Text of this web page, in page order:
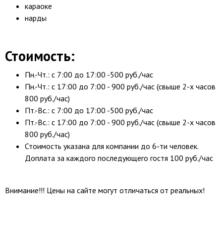
караоке
нарды
Стоимость:
Пн.-Чт.: с 7:00 до 17:00 -500 руб./час
Пн.-Чт.: с 17:00 до 7:00 - 900 руб./час (свыше 2-х часов
800 руб./час)
Пт.-Вс.: с 7:00 до 17:00 -500 руб./час
Пт.-Вс.: с 17:00 до 7:00 - 900 руб./час (свыше 2-х часов
800 руб./час)
Стоимость указана для компании до 6-ти человек.
Доплата за каждого последующего гостя 100 руб./час
Внимание!!! Цены на сайте могут отличаться от реальных!